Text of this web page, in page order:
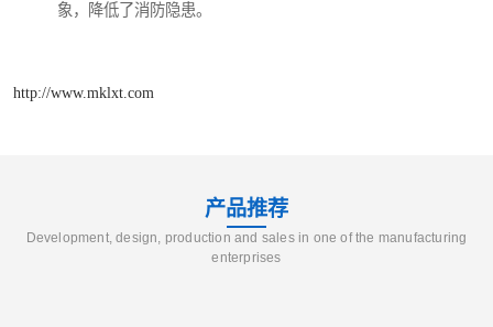
象，降低了消防隐患。
http://www.mklxt.com
产品推荐
Development, design, production and sales in one of the manufacturing
enterprises